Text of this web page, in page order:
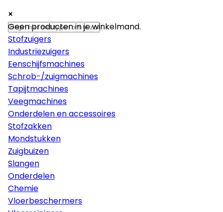
×
Machines
Stofzuigers
Industriezuigers
Eenschijfsmachines
Schrob-/zuigmachines
Tapijtmachines
Veegmachines
Onderdelen en accessoires
Stofzakken
Mondstukken
Zuigbuizen
Slangen
Onderdelen
Chemie
Vloerbeschermers
×
×
Geen producten in je winkelmand.